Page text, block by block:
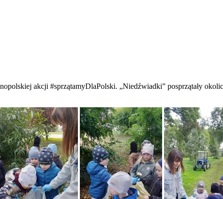
akcji #sprzątamyDlaPolski. „Niedźwiadki” posprzątały